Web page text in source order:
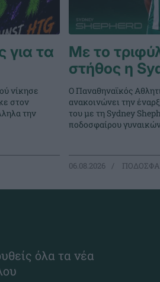
για τα
νίκησε
στον
την
Με το
στήθος η
Ο Παναθηναϊκός
ανακοινώνει την
του με τη Sydney
ποδοσφαίρου
06.08.2026
όλα τα νέα